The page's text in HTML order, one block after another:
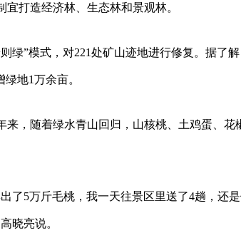
打造经济林、生态林和景观林。
绿”模式，对221处矿山迹地进行修复。据了
地1万余亩。
，随着绿水青山回归，山核桃、土鸡蛋、花
了5万斤毛桃，我一天往景区里送了4趟，还
晓亮说。